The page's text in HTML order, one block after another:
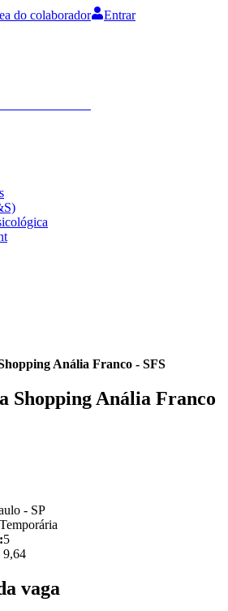
do colaborador Entrar
Anália Franco - SFS
Shopping Anália Franco
- SP
Temporária
:5
9,64
vaga